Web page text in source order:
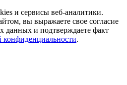
и сервисы веб-аналитики.
вы выражаете свое согласие
данных и подтверждаете факт
конфиденциальности.